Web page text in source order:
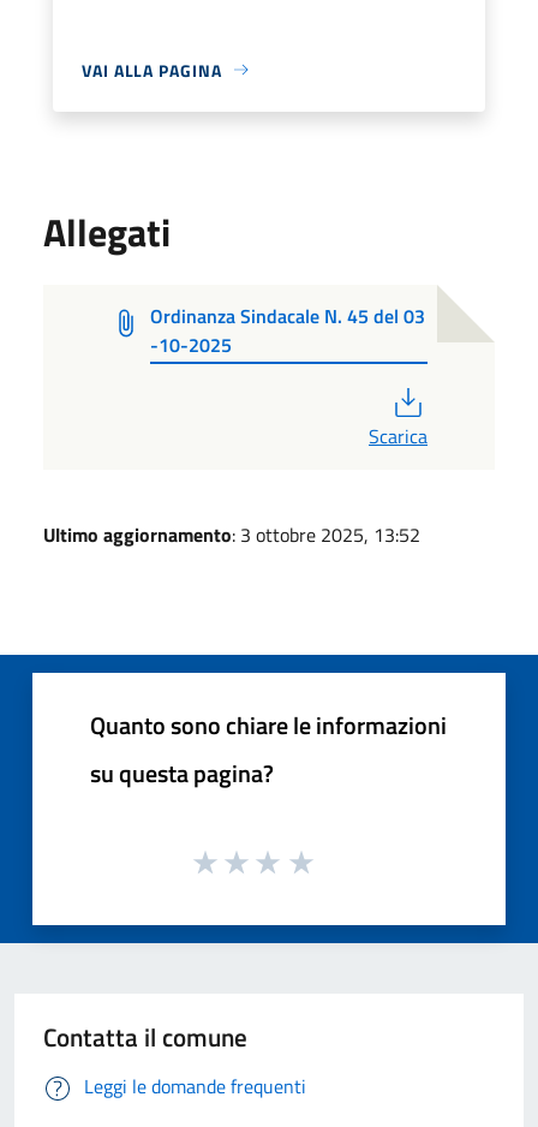
VAI ALLA PAGINA
Allegati
Ordinanza Sindacale N. 45 del 03
-10-2025
Scarica
Ultimo aggiornamento: 3 ottobre 2025, 13:52
Quanto sono chiare le informazioni
su questa pagina?
Contatta il comune
Leggi le domande frequenti